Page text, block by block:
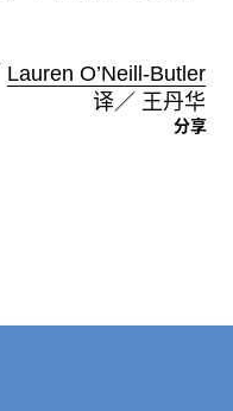
Lauren O’Neill-Butler
译／ 王丹华
分享